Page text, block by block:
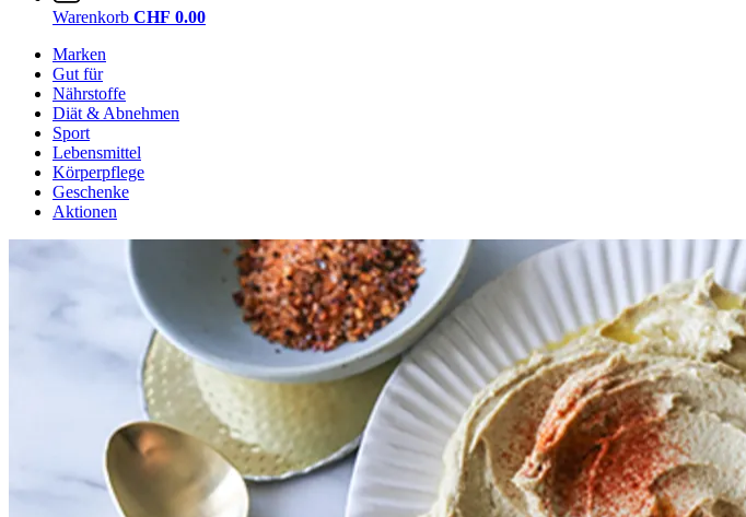
Warenkorb CHF 0.00
Marken
Gut für
Nährstoffe
Diät & Abnehmen
Sport
Lebensmittel
Körperpflege
Geschenke
Aktionen